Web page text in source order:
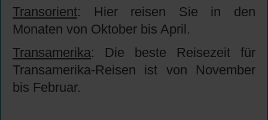
Transorient: Hier reisen Sie in den
Monaten von Oktober bis April.
Transamerika: Die beste Reisezeit für
Transamerika-Reisen ist von November
bis Februar.